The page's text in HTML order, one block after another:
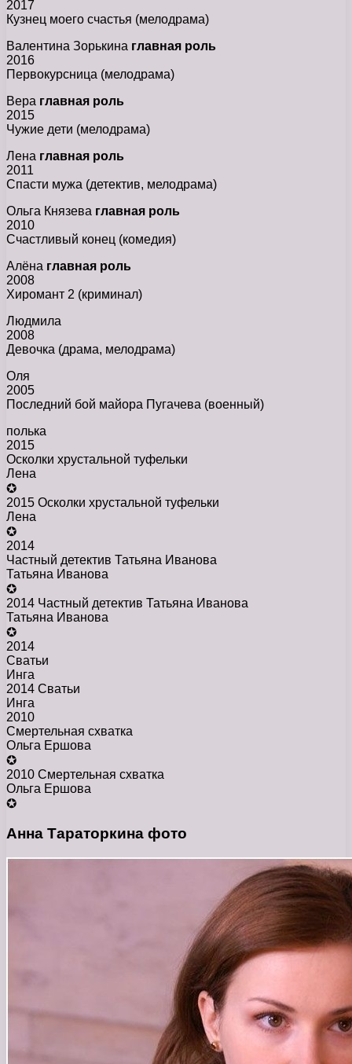
2017
Кузнец моего счастья (мелодрама)
Валентина Зорькина главная роль
2016
Первокурсница (мелодрама)
Вера главная роль
2015
Чужие дети (мелодрама)
Лена главная роль
2011
Спасти мужа (детектив, мелодрама)
Ольга Князева главная роль
2010
Счастливый конец (комедия)
Алёна главная роль
2008
Хиромант 2 (криминал)
Людмила
2008
Девочка (драма, мелодрама)
Оля
2005
Последний бой майора Пугачева (военный)
полька
2015
Осколки хрустальной туфельки
Лена
✪
2015 Осколки хрустальной туфельки
Лена
✪
2014
Частный детектив Татьяна Иванова
Татьяна Иванова
✪
2014 Частный детектив Татьяна Иванова
Татьяна Иванова
✪
2014
Сватьи
Инга
2014 Сватьи
Инга
2010
Смертельная схватка
Ольга Ершова
✪
2010 Смертельная схватка
Ольга Ершова
✪
Анна Тараторкина фото